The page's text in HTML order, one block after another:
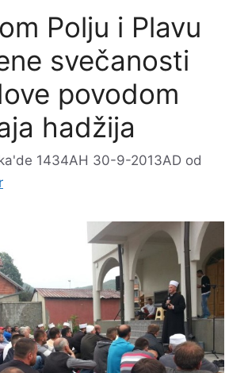
Polju i Plavu
svečanosti
povodom
hadžija
1434AH 30-9-2013AD od